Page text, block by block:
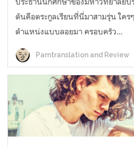
ตันคือตระกูลเรียนที่นี่มาสามรุ่น ใคร
ตำแหน่งแบบลอยมา ครอบครัว...
Parntranslation and Review